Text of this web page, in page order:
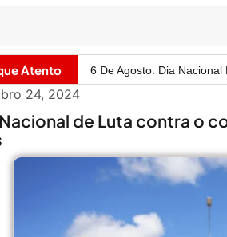
Atento 6 De Agosto: Dia Nacional
MEC Autoriza 937 Novos
Balanço Da 78ª SBPC:
6 De Agosto: Dia
PROIFES Celebra Os 58
24, 2024
de Luta contra o